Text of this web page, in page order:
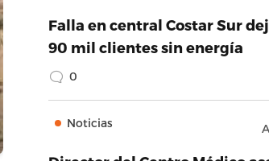
Falla en central Costar Sur
90 mil clientes sin energía
0
Noticias